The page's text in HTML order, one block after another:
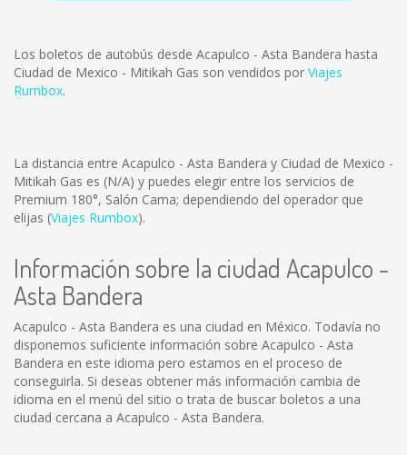
Los boletos de autobús desde Acapulco - Asta Bandera hasta
Ciudad de Mexico - Mitikah Gas son vendidos por Viajes
Rumbox.
La distancia entre Acapulco - Asta Bandera y Ciudad de Mexico -
Mitikah Gas es (N/A) y puedes elegir entre los servicios de
Premium 180°, Salón Cama; dependiendo del operador que
elijas (Viajes Rumbox).
Información sobre la ciudad Acapulco -
Asta Bandera
Acapulco - Asta Bandera es una ciudad en México. Todavía no
disponemos suficiente información sobre Acapulco - Asta
Bandera en este idioma pero estamos en el proceso de
conseguirla. Si deseas obtener más información cambia de
idioma en el menú del sitio o trata de buscar boletos a una
ciudad cercana a Acapulco - Asta Bandera.